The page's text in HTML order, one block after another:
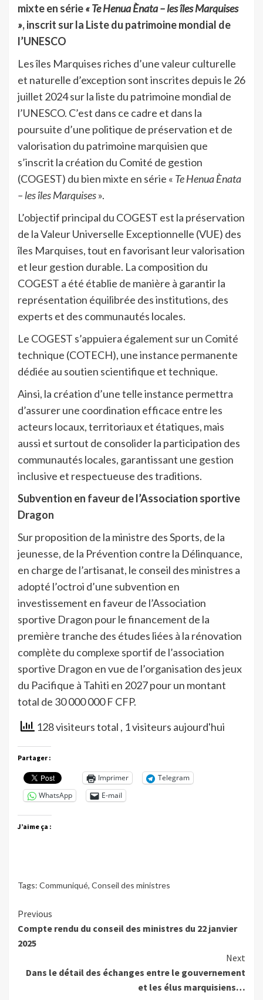
mixte en série« Te Henua Ènata – les îles Marquises
», inscrit sur la Liste du patrimoine mondial de
l’UNESCO
Les îles Marquises riches d’une valeur culturelle
et naturelle d’exception sont inscrites depuis le 26
juillet 2024 sur la liste du patrimoine mondial de
l’UNESCO. C’est dans ce cadre et dans la
poursuite d’une politique de préservation et de
valorisation du patrimoine marquisien que
s’inscrit la création du Comité de gestion
(COGEST) du bien mixte en série « Te Henua Ènata
– les îles Marquises».
L’objectif principal du COGEST est la préservation
de la Valeur Universelle Exceptionnelle (VUE) des
îles Marquises, tout en favorisant leur valorisation
et leur gestion durable. La composition du
COGEST a été établie de manière à garantir la
représentation équilibrée des institutions, des
experts et des communautés locales.
Le COGEST s’appuiera également sur un Comité
technique (COTECH), une instance permanente
dédiée au soutien scientifique et technique.
Ainsi, la création d’une telle instance permettra
d’assurer une coordination efficace entre les
acteurs locaux, territoriaux et étatiques, mais
aussi et surtout de consolider la participation des
communautés locales, garantissant une gestion
inclusive et respectueuse des traditions.
Subvention en faveur de l’Association sportive
Dragon
Sur proposition de la ministre des Sports, de la
jeunesse, de la Prévention contre la Délinquance,
en charge de l’artisanat, le conseil des ministres a
adopté l’octroi d’une subvention en
investissement en faveur de l’Association
sportive Dragon pour le financement de la
première tranche des études liées à la rénovation
complète du complexe sportif de l’association
sportive Dragon en vue de l’organisation des jeux
du Pacifique à Tahiti en 2027 pour un montant
total de 30 000 000 F CFP.
128 visiteurs total , 1 visiteurs aujourd'hui
Partager :
Imprimer
Telegram
WhatsApp
E-mail
J’aime ça :
Tags: Communiqué, Conseil des ministres
Continue
Reading
Previous
Compte rendu du conseil des ministres du 22 janvier
2025
Next
Dans le détail des échanges entre le gouvernement
et les élus marquisiens…